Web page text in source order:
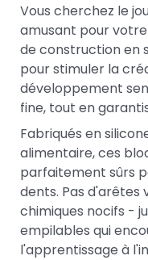
Vous cherchez le
amusant pour
de construction en
pour stimuler la
développement
fine, tout en
Fabriqués en
alimentaire, ces
parfaitement sûrs
dents. Pas d'arêtes
chimiques nocifs -
empilables qui
l'apprentissage à